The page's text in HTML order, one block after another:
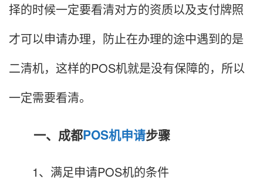
择的时候一定要看清对方的资质以及支付牌照
才可以申请办理，防止在办理的途中遇到的是
二清机，这样的POS机就是没有保障的，所以
一定需要看清。
一、成都POS机申请步骤
1、满足申请POS机的条件